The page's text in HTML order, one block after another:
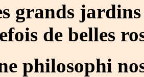
grands
de belles
philosophi